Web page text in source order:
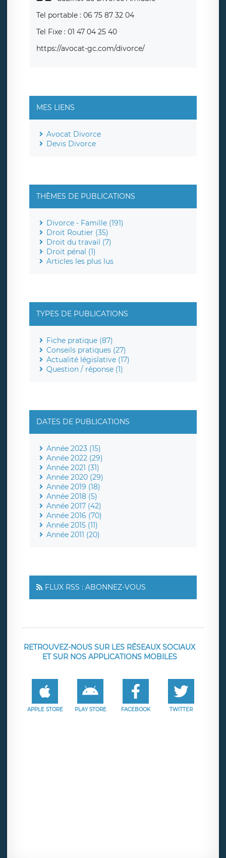
Tel portable : 06 75 87 32 04
Tel Fixe : 01 47 04 25 40
https://avocat-gc.com/divorce/
MES LIENS
Avocat Divorce
Devis Divorce
THÈMES DE PUBLICATIONS
Divorce - Famille (191)
Droit Routier (35)
Droit du travail (7)
Droit pénal (1)
Articles les plus lus
TYPES DE PUBLICATIONS
Fiche pratique (87)
Conseils pratiques (27)
Actualité législative (17)
Question / réponse (1)
DATES DE PUBLICATIONS
Année 2023 (15)
Année 2022 (29)
Année 2021 (31)
Année 2020 (29)
Année 2019 (18)
Année 2018 (5)
Année 2017 (42)
Année 2016 (70)
Année 2015 (11)
Année 2011 (20)
FLUX RSS : ABONNEZ-VOUS
RETROUVEZ-NOUS SUR LES RÉSEAUX SOCIAUX
ET SUR NOS APPLICATIONS MOBILES
APPLE STORE PLAY STORE FACEBOOK TWITTER